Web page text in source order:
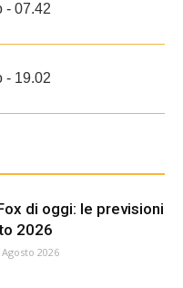
- 07.42
- 19.02
di oggi: le previsioni
2026
Agosto 2026